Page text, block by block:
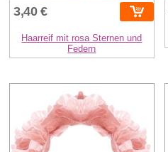
3,40 €
Haarreif mit rosa Sternen und
Federn